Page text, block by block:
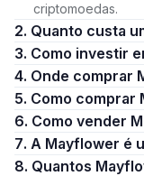
criptomoedas.
2. Quanto custa
3. Como investir
4. Onde
5. Como
6. Como vender
7. A Mayflower
8. Quantos